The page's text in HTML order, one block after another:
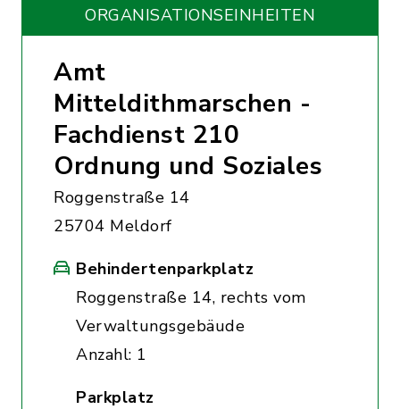
ORGANISATIONS­EINHEITEN
Amt
Mitteldithmarschen -
Fachdienst 210
Ordnung und Soziales
Roggenstraße 14
25704 Meldorf
Behindertenparkplatz
Roggenstraße 14, rechts vom
Verwaltungsgebäude
Anzahl: 1
Parkplatz